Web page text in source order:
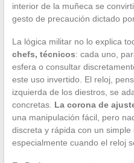
interior de la muñeca se
gesto de precaución dictado
La lógica militar no lo explica
chefs, técnicos: cada uno,
esfera o consultar
este uso invertido. El reloj,
izquierda de los diestros, se
concretas. La corona de
una manipulación fácil, pero
discreta y rápida con un simple
especialmente cuando el reloj